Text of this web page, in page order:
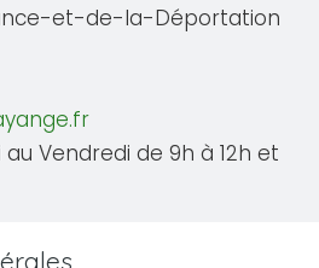
et-de-la-Déportation
Vendredi de 9h à 12h et